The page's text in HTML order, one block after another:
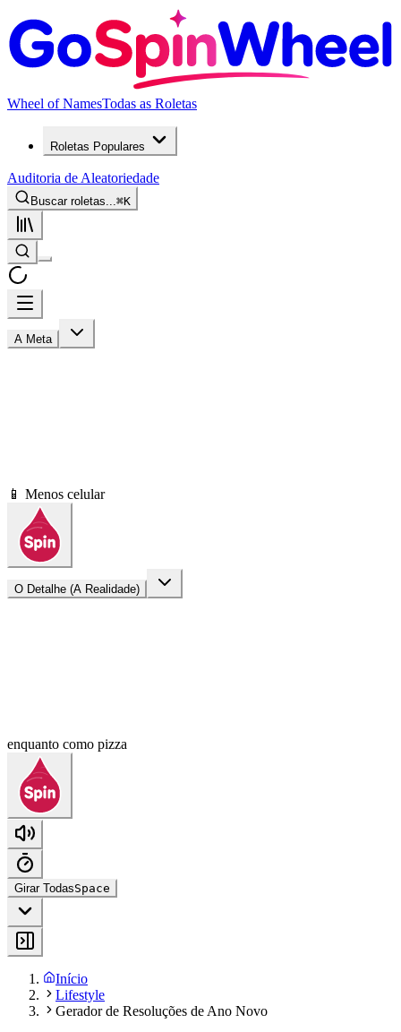
Wheel of NamesTodas as Roletas
Roletas Populares
Auditoria de Aleatoriedade
Buscar roletas... ⌘K
A Meta
📱 Menos celular
O Detalhe (A Realidade)
enquanto como pizza
Girar TodasSpace
Início
Lifestyle
Gerador de Resoluções de Ano Novo